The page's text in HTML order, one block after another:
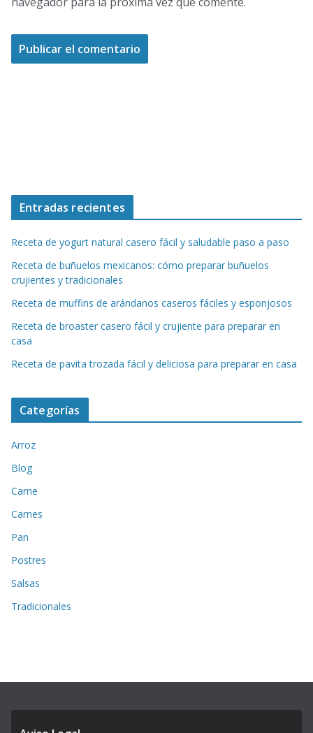
Entradas recientes
Receta de yogurt natural casero fácil y saludable paso a paso
Receta de buñuelos mexicanos: cómo preparar buñuelos
crujientes y tradicionales
Receta de muffins de arándanos caseros fáciles y esponjosos
Receta de broaster casero fácil y crujiente para preparar en
casa
Receta de pavita trozada fácil y deliciosa para preparar en casa
Categorías
Arroz
Blog
Carne
Carnes
Pan
Postres
Salsas
Tradicionales